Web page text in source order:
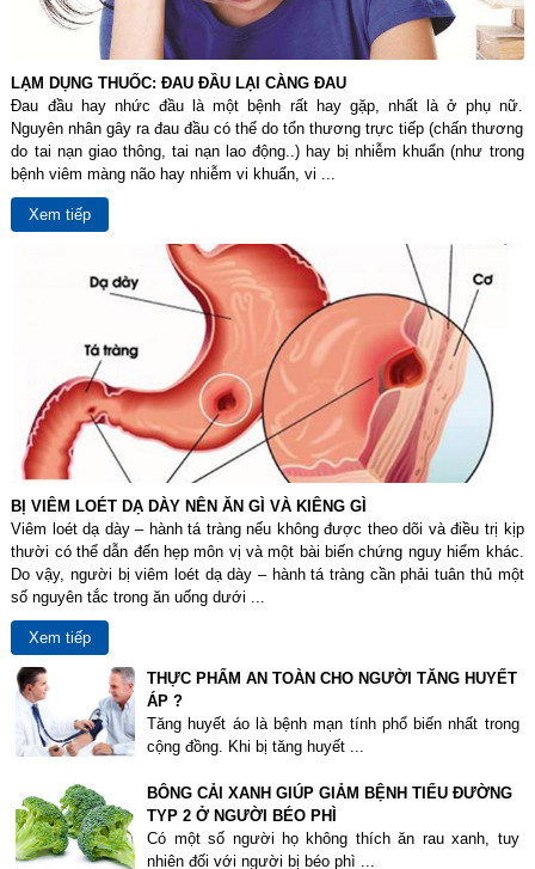
LẠM DỤNG THUỐC: ĐAU ĐẦU LẠI CÀNG ĐAU
Đau đầu hay nhức đầu là một bệnh rất hay gặp, nhất là ở phụ nữ.
Nguyên nhân gây ra đau đầu có thể do tổn thương trực tiếp (chấn thương
do tai nạn giao thông, tai nạn lao động..) hay bị nhiễm khuẩn (như trong
bệnh viêm màng não hay nhiễm vi khuẩn, vi ...
Xem tiếp
BỊ VIÊM LOÉT DẠ DÀY NÊN ĂN GÌ VÀ KIÊNG GÌ
Viêm loét dạ dày – hành tá tràng nếu không được theo dõi và điều trị kịp
thười có thể dẫn đến hẹp môn vị và một bài biến chứng nguy hiểm khác.
Do vậy, người bị viêm loét dạ dày – hành tá tràng cần phải tuân thủ một
số nguyên tắc trong ăn uống dưới ...
Xem tiếp
THỰC PHẨM AN TOÀN CHO NGƯỜI TĂNG HUYẾT
ÁP ?
Tăng huyết áo là bệnh mạn tính phổ biến nhất trong
cộng đồng. Khi bị tăng huyết ...
BÔNG CẢI XANH GIÚP GIẢM BỆNH TIỂU ĐƯỜNG
TYP 2 Ở NGƯỜI BÉO PHÌ
Có một số người họ không thích ăn rau xanh, tuy
nhiên đối với người bị béo phì ...